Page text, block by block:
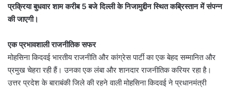
प्रक्रिया बुधवार शाम करीब 5 बजे दिल्ली के निजामुद्दीन स्थित कब्रिस्तान में संपन्न
की जाएगी।
एक प्रभावशाली राजनीतिक सफर
मोहसिना किदवई भारतीय राजनीति और कांग्रेस पार्टी का एक बेहद सम्मानित और
प्रमुख चेहरा रही हैं। उनका एक लंबा और शानदार राजनीतिक करियर रहा है।
उत्तर प्रदेश के बाराबंकी जिले की रहने वाली मोहसिना किदवई ने प्रधानमंत्री